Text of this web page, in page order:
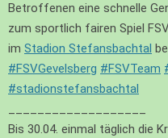
Betroffenen eine schnelle
zum sportlich fairen Spiel
im Stadion Stefansbachtal
#FSVGevelsberg #FSVTeam
#stadionstefansbachtal
Bis 30.04. einmal täglich die